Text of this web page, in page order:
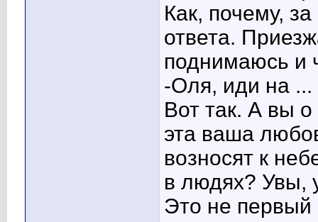
Как, почему,
ответа.
поднимаюсь и
-Оля, иди на
Вот так. А вы
эта ваша
возносят к
в людях? Увы,
Это не первый